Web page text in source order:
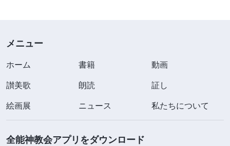
メニュー
ホーム 書籍
動画
讃美歌
朗読
証し
絵画展
ニュース 私たちについて
全能神教会アプリをダウンロード